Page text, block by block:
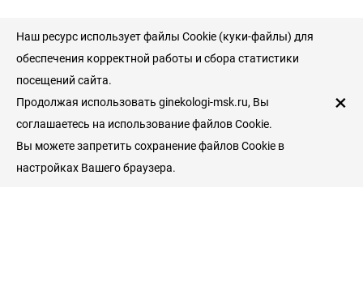
Наш ресурс использует файлы Cookie (куки-файлы) для
обеспечения корректной работы и сбора статистики
посещений сайта.
Продолжая использовать ginekologi-msk.ru, Вы
соглашаетесь на использование файлов Cookie.
Вы можете запретить сохранение файлов Cookie в
настройках Вашего браузера.
×